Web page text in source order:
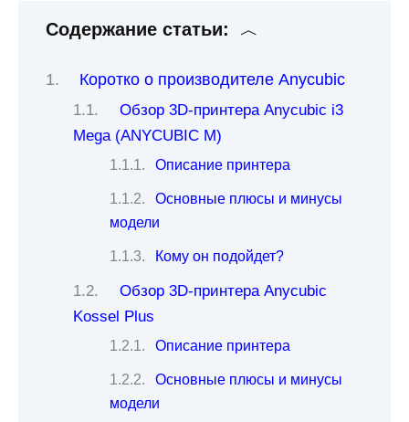
Содержание статьи:
Коротко о производителе Anycubic
Обзор 3D-принтера Anycubic i3
Mega (ANYCUBIC M)
Описание принтера
Основные плюсы и минусы
модели
Кому он подойдет?
Обзор 3D-принтера Anycubic
Kossel Plus
Описание принтера
Основные плюсы и минусы
модели